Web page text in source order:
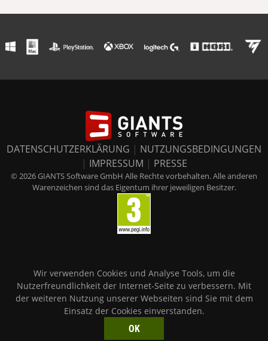
DATENSCHUTZERKLÄRUNG | NUTZUNGSBEDINGUNGEN
| IMPRESSUM | PRESSE
© 2026 GIANTS Software GmbH Alle Rechte vorbehalten. Alle anderen
Warenzeichen sind das Eigentum ihrer jeweiligen Besitzer.
Wir verwenden Cookies und Analyse Tools, um die
Nutzerfreundlichkeit der Internet-Seite zu verbessern. Mit
der weiteren Nutzung unserer Webseiten sind Sie mit dem
Einsatz der Cookies einverstanden.